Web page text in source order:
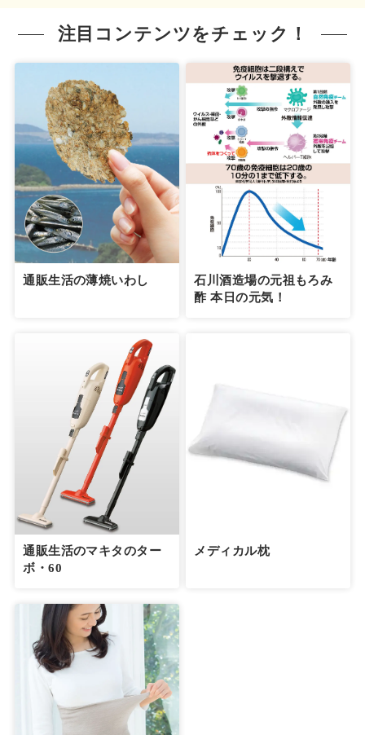
注目コンテンツをチェック！
通販生活の薄焼いわし
石川酒造場の元祖もろみ
酢 本日の元気！
通販生活のマキタのター
ボ・60
メディカル枕